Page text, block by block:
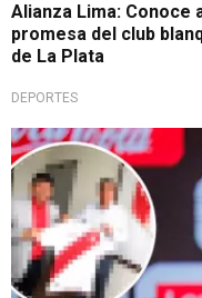
Alianza Lima: Conoce
promesa del club
de La Plata
DEPORTES
¿De mal en peor?